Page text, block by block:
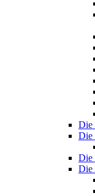
Die
Die
Die
Die